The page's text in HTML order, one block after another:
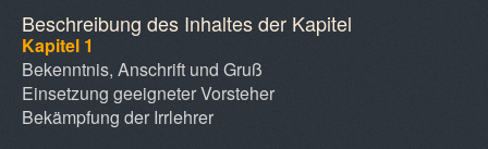
Beschreibung des Inhaltes der Kapitel
Kapitel 1
Bekenntnis, Anschrift und Gruß
Einsetzung geeigneter Vorsteher
Bekämpfung der Irrlehrer